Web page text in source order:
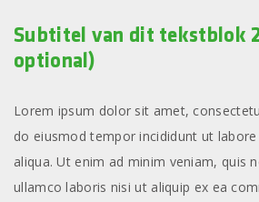
Subtitel van dit tekstblok
optional)
Lorem ipsum dolor sit amet,
do eiusmod tempor incididunt ut
aliqua. Ut enim ad minim veniam, quis
ullamco laboris nisi ut aliquip ex ea